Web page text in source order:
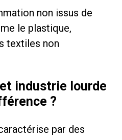
non issus de
le plastique,
textiles non
industrie lourde
?
par des